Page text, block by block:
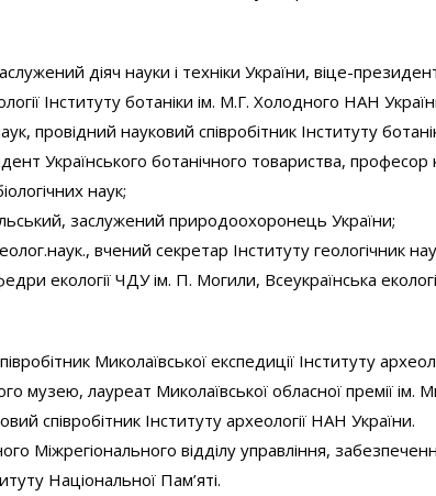
діяч науки і техніки України, віце-
Інституту ботаніки ім. М.Г. Холодного НАН
провідний науковий співробітник Інституту
Українського ботанічного товариства,
наук;
заслужений природоохоронець України;
вчений секретар Інституту геологічник
екології ЧДУ ім. П. Могили, Всеукраїнська
Миколаївської експедиції Інституту
музею, лауреат Миколаївської обласної премії ім.
співробітник Інституту археології НАН України.
Міжрегіонального відділу управління,
Національної Пам’яті.